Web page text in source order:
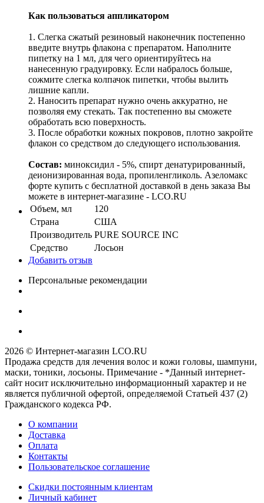
Как пользоваться аппликатором
1. Слегка сжатый резиновый наконечник постепенно
введите внутрь флакона с препаратом. Наполните
пипетку на 1 мл, для чего ориентируйтесь на
нанесенную градуировку. Если набралось больше,
сожмите слегка колпачок пипетки, чтобы вылить
лишние капли.
2. Наносить препарат нужно очень аккуратно, не
позволяя ему стекать. Так постепенно вы сможете
обработать всю поверхность.
3. После обработки кожных покровов, плотно закройте
флакон со средством до следующего использования.
Состав: миноксидил - 5%, спирт денатурированный,
деионизированная вода, пропиленгликоль. Азеломакс
форте купить с бесплатной доставкой в день заказа Вы
можете в интернет-магазине - LCO.RU
Объем, мл
120
Страна
США
Производитель PURE SOURCE INC
Средство
Лосьон
Добавить отзыв
Персональные рекомендации
2026 © Интернет-магазин LCO.RU
Продажа средств для лечения волос и кожи головы, шампуни,
маски, тоники, лосьоны. Примечание - *Данный интернет-
сайт носит исключительно информационный характер и не
является публичной офертой, определяемой Статьей 437 (2)
Гражданского кодекса РФ.
О компании
Доставка
Оплата
Контакты
Пользовательское соглашение
Скидки постоянным клиентам
Личный кабинет